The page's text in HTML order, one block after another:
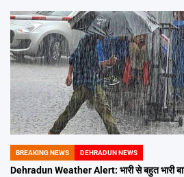
POSTED
IN
BREAKING NEWS DEHRADUN NEWS
Dehradun Weather Alert: भारी से बहुत भारी